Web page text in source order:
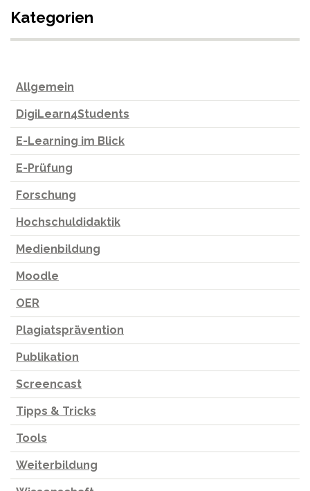
Kategorien
Allgemein
DigiLearn4Students
E-Learning im Blick
E-Prüfung
Forschung
Hochschuldidaktik
Medienbildung
Moodle
OER
Plagiatsprävention
Publikation
Screencast
Tipps & Tricks
Tools
Weiterbildung